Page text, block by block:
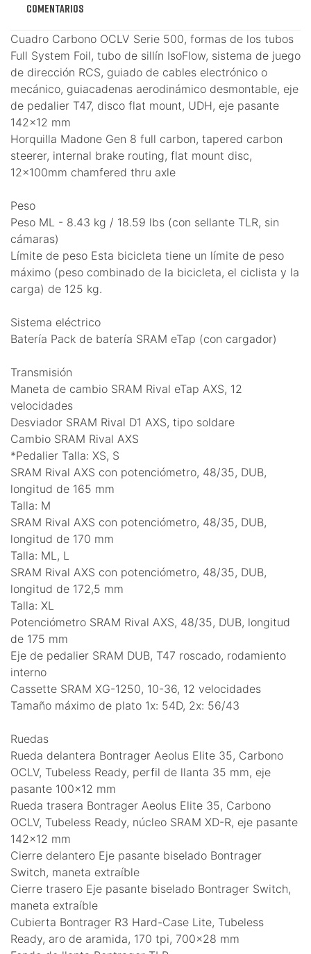
Comentarios
Cuadro Carbono OCLV Serie 500, formas de los tubos
Full System Foil, tubo de sillín IsoFlow, sistema de juego
de dirección RCS, guiado de cables electrónico o
mecánico, guiacadenas aerodinámico desmontable, eje
de pedalier T47, disco flat mount, UDH, eje pasante
142x12 mm
Horquilla Madone Gen 8 full carbon, tapered carbon
steerer, internal brake routing, flat mount disc,
12x100mm chamfered thru axle
Peso
Peso ML - 8.43 kg / 18.59 lbs (con sellante TLR, sin
cámaras)
Límite de peso Esta bicicleta tiene un límite de peso
máximo (peso combinado de la bicicleta, el ciclista y la
carga) de 125 kg.
Sistema eléctrico
Batería Pack de batería SRAM eTap (con cargador)
Transmisión
Maneta de cambio SRAM Rival eTap AXS, 12
velocidades
Desviador SRAM Rival D1 AXS, tipo soldare
Cambio SRAM Rival AXS
*Pedalier Talla: XS, S
SRAM Rival AXS con potenciómetro, 48/35, DUB,
longitud de 165 mm
Talla: M
SRAM Rival AXS con potenciómetro, 48/35, DUB,
longitud de 170 mm
Talla: ML, L
SRAM Rival AXS con potenciómetro, 48/35, DUB,
longitud de 172,5 mm
Talla: XL
Potenciómetro SRAM Rival AXS, 48/35, DUB, longitud
de 175 mm
Eje de pedalier SRAM DUB, T47 roscado, rodamiento
interno
Cassette SRAM XG-1250, 10-36, 12 velocidades
Tamaño máximo de plato 1x: 54D, 2x: 56/43
Ruedas
Rueda delantera Bontrager Aeolus Elite 35, Carbono
OCLV, Tubeless Ready, perfil de llanta 35 mm, eje
pasante 100x12 mm
Rueda trasera Bontrager Aeolus Elite 35, Carbono
OCLV, Tubeless Ready, núcleo SRAM XD-R, eje pasante
142x12 mm
Cierre delantero Eje pasante biselado Bontrager
Switch, maneta extraíble
Cierre trasero Eje pasante biselado Bontrager Switch,
maneta extraíble
Cubierta Bontrager R3 Hard-Case Lite, Tubeless
Ready, aro de aramida, 170 tpi, 700x28 mm